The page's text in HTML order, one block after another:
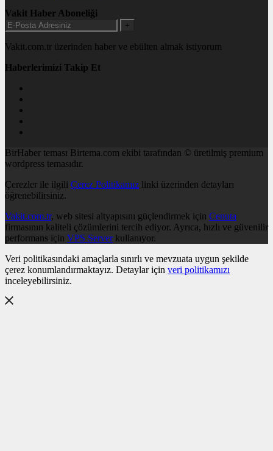
Vakit Haber Aboneliği
+
Vakit.com.tr üzerinden haber ve ebülten almak istiyorum
Haberlerimizi Takip Et
BirHaber teması Birtema.com ekibi tarafından © üretilmiş premium
wordpress temasıdır.
Çerezler ile ilgili Çerez Politikamız linki üzerinden detayları
öğrenebilirsiniz.
Vakit.com.tr, web sitesi altyapısını güçlendirmek için Cenuta
firmasının kaliteli çözümlerini tercih ediyor. Ayrıca, hızlı ve güvenilir
performans için VPS Serverkullanıyor.
Veri politikasındaki amaçlarla sınırlı ve mevzuata uygun şekilde
çerez konumlandırmaktayız. Detaylar için veri politikamızı
inceleyebilirsiniz.